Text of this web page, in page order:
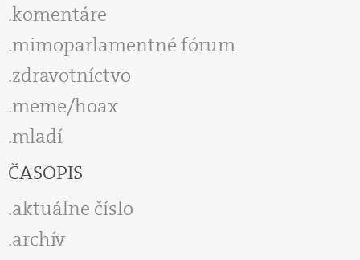
komentáre
mimoparlamentné fórum
zdravotníctvo
meme/hoax
mladí
ČASOPIS
aktuálne číslo
archív